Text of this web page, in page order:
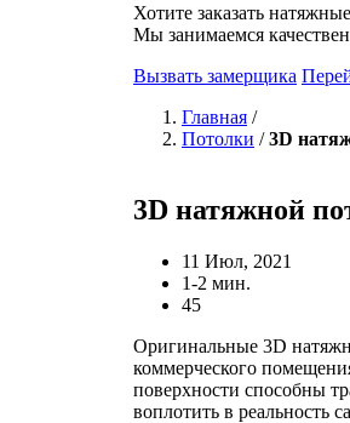
Хотите заказать
Мы занимаемся
Вызвать замерщика
Главная /
Потолки /3D
3D натяжной
11 Июл, 2021
1-2 мин.
45
Оригинальные 3D
коммерческого
поверхности способны
воплотить в реальность